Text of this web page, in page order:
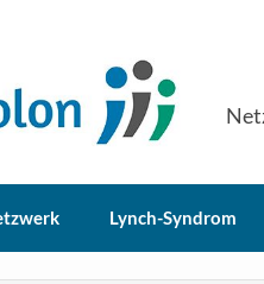
Lynch-Syndrom